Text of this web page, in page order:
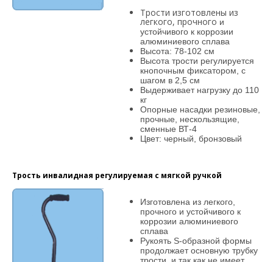
Трости изготовлены из
легкого, прочного и
устойчивого к коррозии
алюминиевого сплава
Высота: 78-102 см
Высота трости регулируется
кнопочным фиксатором, с
шагом в 2,5 см
Выдерживает нагрузку до 110
кг
Опорные насадки резиновые,
прочные, нескользящие,
сменные ВТ-4
Цвет: черный, бронзовый
Трость инвалидная регулируемая с мягкой ручкой
Изготовлена из легкого,
прочного и устойчивого к
коррозии алюминиевого
сплава
Рукоять S-образной формы
продолжает основную трубку